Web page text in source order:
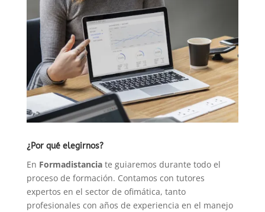
¿Por qué elegirnos?
En Formadistanciate guiaremos durante todo el
proceso de formación. Contamos con tutores
expertos en el sector de ofimática, tanto
profesionales con años de experiencia en el manejo